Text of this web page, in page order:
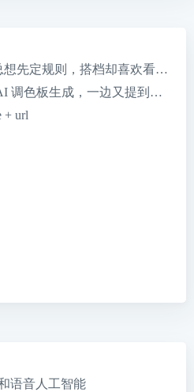
先定规则，搭档却喜欢看到
调色板生成，一边又提到一键完
+ url
语音人工智能